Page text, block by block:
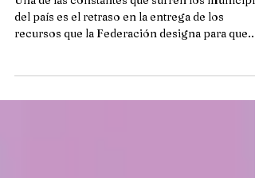
Omisión en la entrega de
aportaciones federales
del país es el retraso en la entrega de los
recursos que la Federación designa para que...